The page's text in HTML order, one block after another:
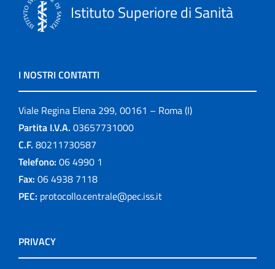
Istituto Superiore di Sanità
I NOSTRI CONTATTI
Viale Regina Elena 299, 00161 – Roma (I)
Partita I.V.A. 03657731000
C.F. 80211730587
Telefono: 06 4990 1
Fax: 06 4938 7118
PEC: protocollo.centrale@pec.iss.it
PRIVACY